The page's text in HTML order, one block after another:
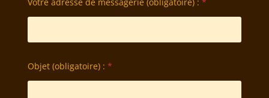
Objet (obligatoire) : *